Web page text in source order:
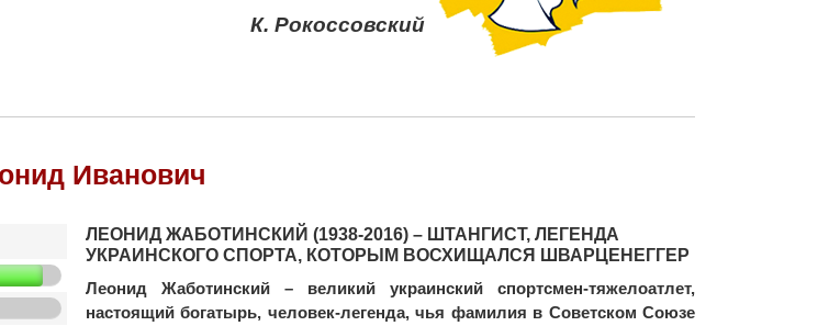
К. Рокоссовский
Иванович
ЛЕОНИД ЖАБОТИНСКИЙ (1938-2016) – ШТАНГИСТ, ЛЕГЕНДА
УКРАИНСКОГО СПОРТА, КОТОРЫМ ВОСХИЩАЛСЯ ШВАРЦЕНЕГГЕР
Леонид Жаботинский – великий украинский спортсмен-тяжелоатлет,
настоящий богатырь, человек-легенда, чья фамилия в Советском Союзе